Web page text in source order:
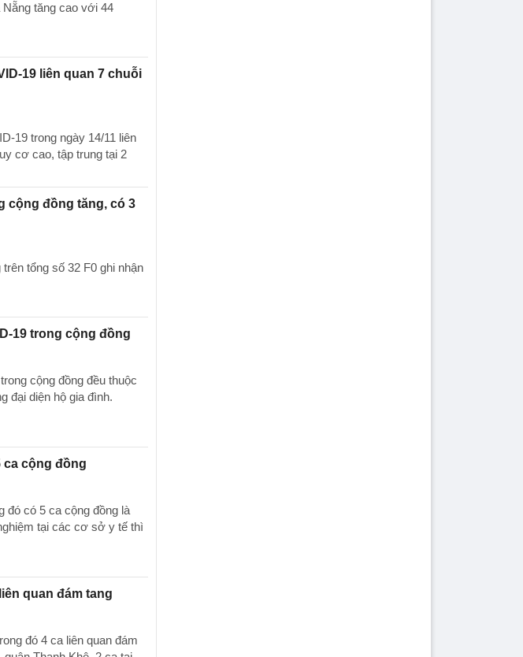
tăng cao với 44
19 liên quan 7 chuỗi
19 trong ngày 14/11 liên
cơ cao, tập trung tại 2
cộng đồng tăng, có 3
tổng số 32 F0 ghi nhận
19 trong cộng đồng
cộng đồng đều thuộc
đại diện hộ gia đình.
ca cộng đồng
đó có 5 ca cộng đồng là
tại các cơ sở y tế thì
quan đám tang
đó 4 ca liên quan đám